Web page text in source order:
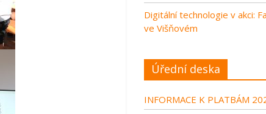
Digitální technologie v akci:
ve Višňovém
Úřední deska
INFORMACE K PLATBÁM